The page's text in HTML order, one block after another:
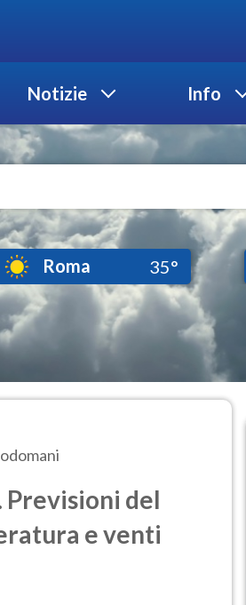
Notizie Info
Roma 35°
del
e venti